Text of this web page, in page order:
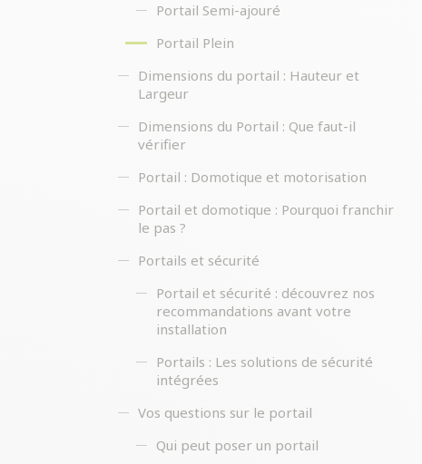
Portail Semi-ajouré
Portail Plein
Dimensions du portail : Hauteur et
Largeur
Dimensions du Portail : Que faut-il
vérifier
Portail : Domotique et motorisation
Portail et domotique : Pourquoi franchir
le pas ?
Portails et sécurité
Portail et sécurité : découvrez nos
recommandations avant votre
installation
Portails : Les solutions de sécurité
intégrées
Vos questions sur le portail
Qui peut poser un portail